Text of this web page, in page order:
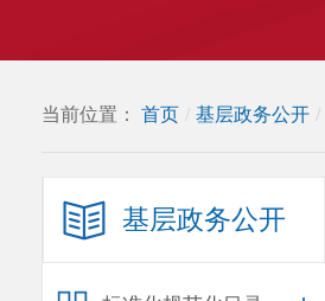
当前位置： 首页 / 基层政务公开 /
基层政务公开